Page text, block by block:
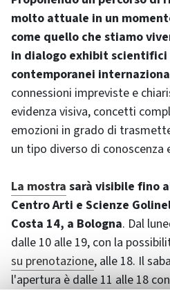
molto attuale in un
come quello che stiamo
in dialogo exhibit
contemporanei
connessioni impreviste e
evidenza visiva, concetti
emozioni in grado di
un tipo diverso di conoscenza
La mostra sarà visibile fino
Centro Arti e Scienze
Costa 14, a Bologna. Dal
dalle 10 alle 19, con la
su prenotazione, alle 18. Il
l'apertura è dalle 11 alle 18